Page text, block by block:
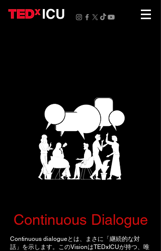
Continuous Dialogue
Continuous dialogueとは、まさに「継続的な対
話」を示します。このVisionはTEDxICUが持つ、唯